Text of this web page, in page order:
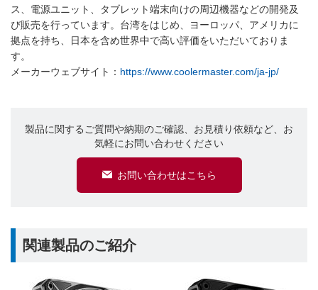
ス、電源ユニット、タブレット端末向けの周辺機器などの開発及
び販売を行っています。台湾をはじめ、ヨーロッパ、アメリカに
拠点を持ち、日本を含め世界中で高い評価をいただいておりま
す。
メーカーウェブサイト： https://www.coolermaster.com/ja-jp/
製品に関するご質問や納期のご確認、お見積り依頼など、お
気軽にお問い合わせください
お問い合わせはこちら
関連製品のご紹介